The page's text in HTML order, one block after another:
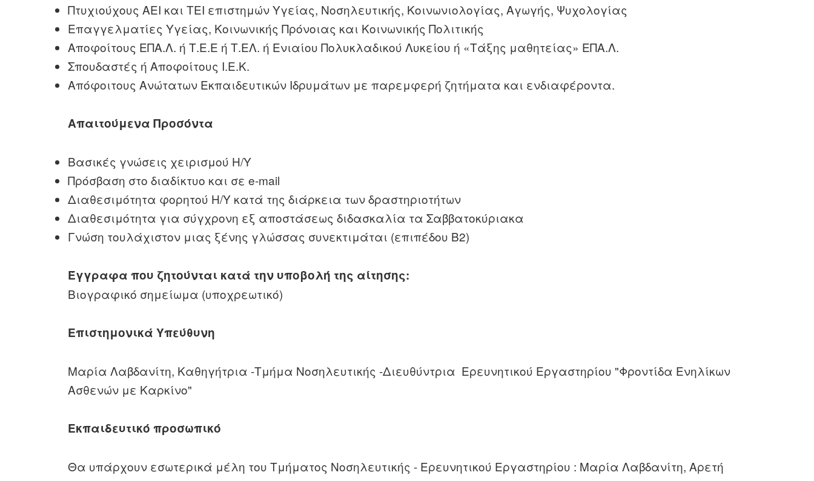
Πτυχιούχους ΑΕΙ και ΤΕΙ επιστημών Υγείας, Νοσηλευτικής, Κοινωνιολογίας, Αγωγής, Ψυχολογίας
Επαγγελματίες Υγείας, Κοινωνικής Πρόνοιας και Κοινωνικής Πολιτικής
Αποφοίτους ΕΠΑ.Λ. ή Τ.Ε.Ε ή Τ.ΕΛ. ή Ενιαίου Πολυκλαδικού Λυκείου ή «Τάξης μαθητείας» ΕΠΑ.Λ.
Σπουδαστές ή Αποφοίτους Ι.Ε.Κ.
Απόφοιτους Ανώτατων Εκπαιδευτικών Ιδρυμάτων με παρεμφερή ζητήματα και ενδιαφέροντα.
Απαιτούμενα Προσόντα
Βασικές γνώσεις χειρισμού Η/Υ
Πρόσβαση στο διαδίκτυο και σε e-mail
Διαθεσιμότητα φορητού Η/Υ κατά της διάρκεια των δραστηριοτήτων
Διαθεσιμότητα για σύγχρονη εξ αποστάσεως διδασκαλία τα Σαββατοκύριακα
Γνώση τουλάχιστον μιας ξένης γλώσσας συνεκτιμάται (επιπέδου Β2)
Έγγραφα που ζητούνται κατά την υποβολή της αίτησης:
Βιογραφικό σημείωμα (υποχρεωτικό)
Επιστημονικά Υπεύθυνη
Μαρία Λαβδανίτη, Καθηγήτρια -Τμήμα Νοσηλευτικής -Διευθύντρια Ερευνητικού Εργαστηρίου "Φροντίδα Ενηλίκων
Ασθενών με Καρκίνο"
Εκπαιδευτικό προσωπικό
Θα υπάρχουν εσωτερικά μέλη του Τμήματος Νοσηλευτικής - Ερευνητικού Εργαστηρίου : Μαρία Λαβδανίτη, Αρετή